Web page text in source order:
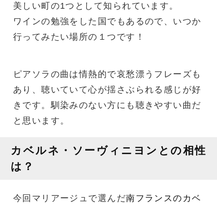
美しい町の1つとして知られています。
ワインの勉強をした国でもあるので、いつか
行ってみたい場所の１つです！
ピアソラの曲は情熱的で哀愁漂うフレーズも
あり、聴いていて心が揺さぶられる感じが好
きです。馴染みのない方にも聴きやすい曲だ
と思います。
カベルネ・ソーヴィニヨンとの相性
は？
今回マリアージュで選んだ南フランスのカベ